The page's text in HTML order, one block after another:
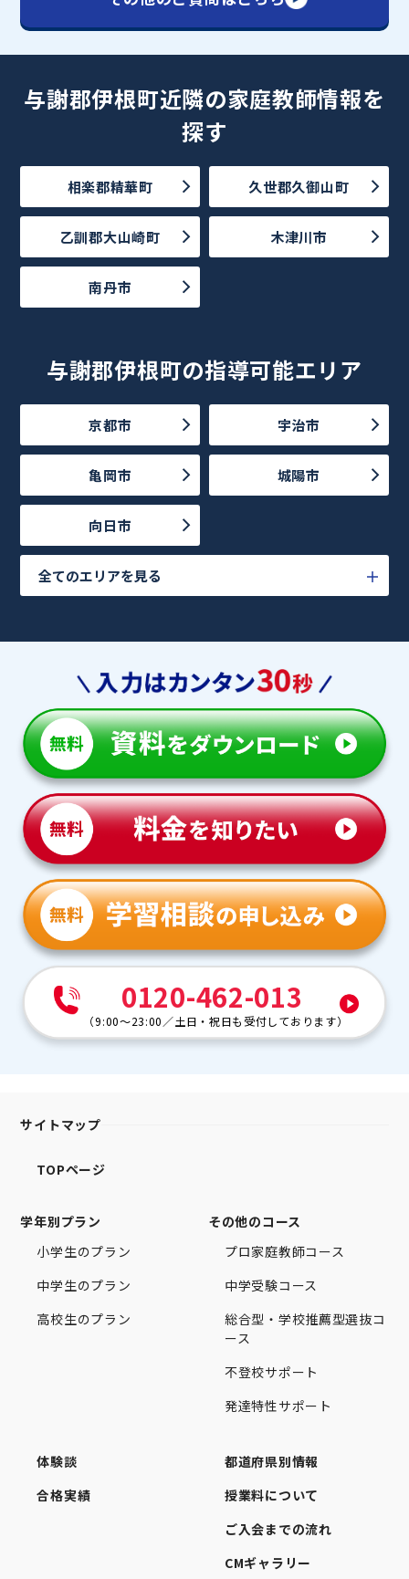
与謝郡伊根町近隣の家庭教師情報を
探す
相楽郡精華町 久世郡久御山町
乙訓郡大山崎町 木津川市
南丹市
与謝郡伊根町の指導可能エリア
京都市 宇治市
亀岡市 城陽市
向日市
全てのエリアを見る
0120-462-013
（9:00～23:00 ／土日・祝日も受付しております）
サイトマップ
TOPページ
学年別プラン
小学生のプラン
中学生のプラン
高校生のプラン
その他のコース
プロ家庭教師コース
中学受験コース
総合型・学校推薦型選抜コ
ース
不登校サポート
発達特性サポート
体験談
合格実績
都道府県別情報
授業料について
ご入会までの流れ
CMギャラリー